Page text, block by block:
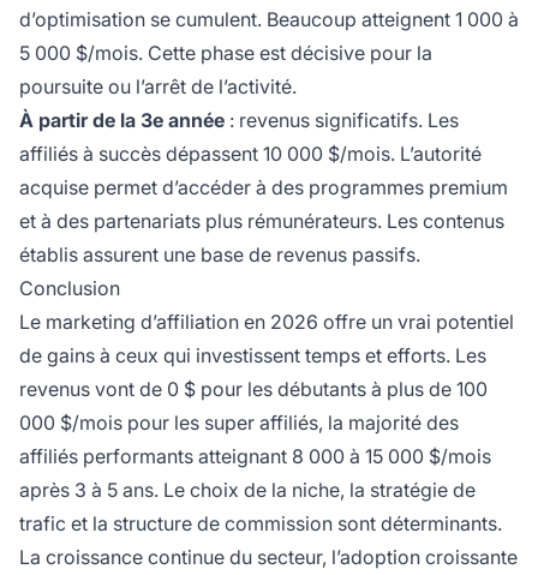
d’optimisation se cumulent. Beaucoup atteignent 1 000 à
5 000 $/mois. Cette phase est décisive pour la
poursuite ou l’arrêt de l’activité.
À partir de la 3e année : revenus significatifs. Les
affiliés à succès dépassent 10 000 $/mois. L’autorité
acquise permet d’accéder à des programmes premium
et à des partenariats plus rémunérateurs. Les contenus
établis assurent une base de revenus passifs.
Conclusion
Le marketing d’affiliation en 2026 offre un vrai potentiel
de gains à ceux qui investissent temps et efforts. Les
revenus vont de 0 $ pour les débutants à plus de 100
000 $/mois pour les super affiliés, la majorité des
affiliés performants atteignant 8 000 à 15 000 $/mois
après 3 à 5 ans. Le choix de la niche, la stratégie de
trafic et la structure de commission sont déterminants.
La croissance continue du secteur, l’adoption croissante